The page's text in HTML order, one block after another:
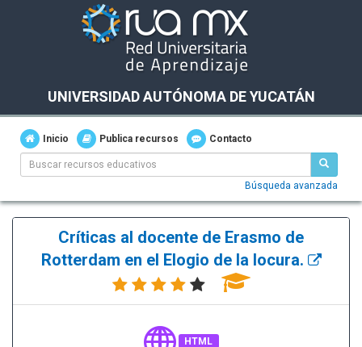
UNIVERSIDAD AUTÓNOMA DE YUCATÁN
Inicio Publica recursos Contacto
Búsqueda avanzada
Críticas al docente de Erasmo de
Rotterdam en el Elogio de la locura.
HTML